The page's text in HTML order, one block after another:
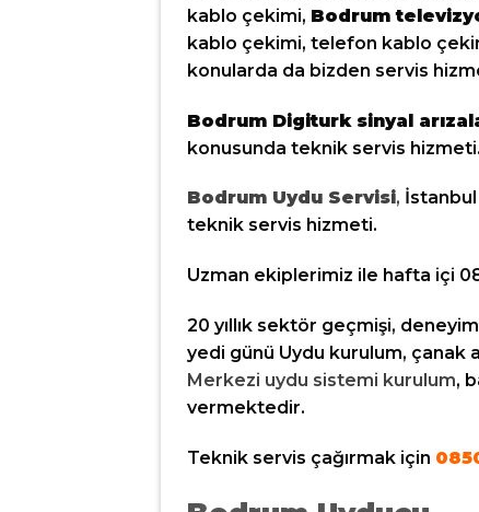
kablo çekimi, Bodrum
kablo çekimi, telefon kablo
konularda da bizden servis
Bodrum Digiturk sinyal
konusunda teknik servis hizmeti.
Bodrum Uydu Servisi,
teknik servis hizmeti.
Uzman ekiplerimiz ile hafta içi
20 yıllık sektör geçmişi,
yedi günü Uydu kurulum, çanak
Merkezi uydu sistemi kurulum,
vermektedir.
Teknik servis çağırmak için